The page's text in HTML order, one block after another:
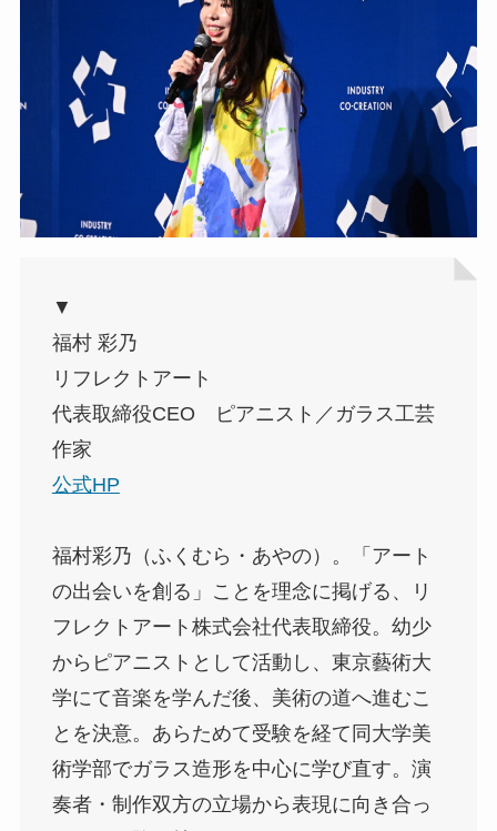
▼
福村 彩乃
リフレクトアート
代表取締役CEO ピアニスト／ガラス工芸
作家
公式HP
福村彩乃（ふくむら・あやの）。「アート
の出会いを創る」ことを理念に掲げる、リ
フレクトアート株式会社代表取締役。幼少
からピアニストとして活動し、東京藝術大
学にて音楽を学んだ後、美術の道へ進むこ
とを決意。あらためて受験を経て同大学美
術学部でガラス造形を中心に学び直す。演
奏者・制作双方の立場から表現に向き合っ